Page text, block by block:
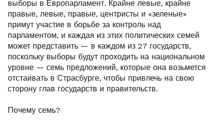
выборы в Европарламент. Крайне левые, крайне
правые, левые, правые, центристы и «зеленые»
примут участие в борьбе за контроль над
парламентом, и каждая из этих политических семей
может представить — в каждом из 27 государств,
поскольку выборы будут проходить на национальном
уровне — семь предложений, которые она возьмется
отстаивать в Страсбурге, чтобы привлечь на свою
сторону глав государств и правительств.
Почему семь?